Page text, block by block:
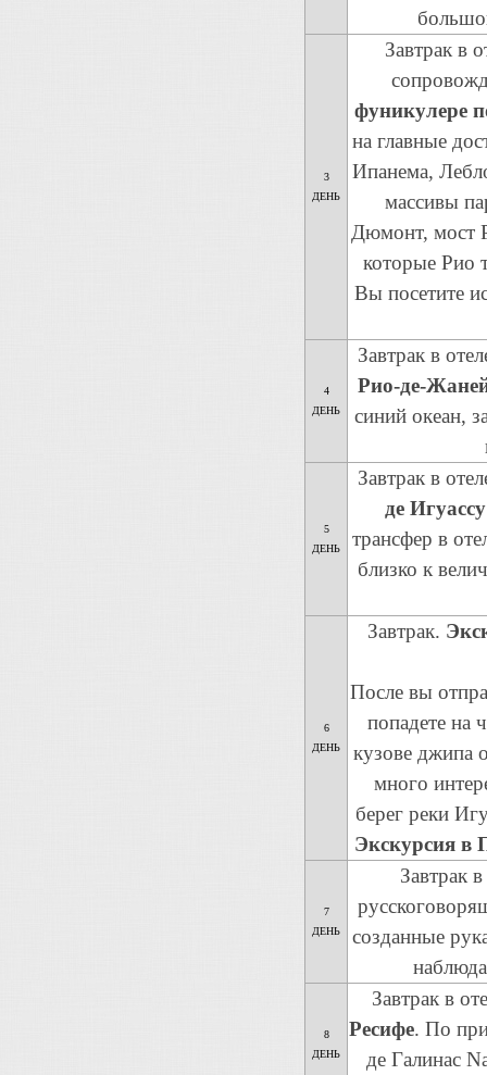
3
ДЕНЬ
Завтрак в
фуникулере
на главные
Ипанема,
массивы
Дюмонт, мост
которые Рио
Вы посетите
4
ДЕНЬ
Завтрак в
Рио-де-
синий океан,
5
ДЕНЬ
Завтрак в
де Игуассу
трансфер в
близко к
6
ДЕНЬ
Завтрак.
После вы
попадете на
кузове джипа
много
берег реки
Экскурсия в
7
ДЕНЬ
Завтрак
созданные
8
ДЕНЬ
Завтрак в
Ресифе. По
де Галинас